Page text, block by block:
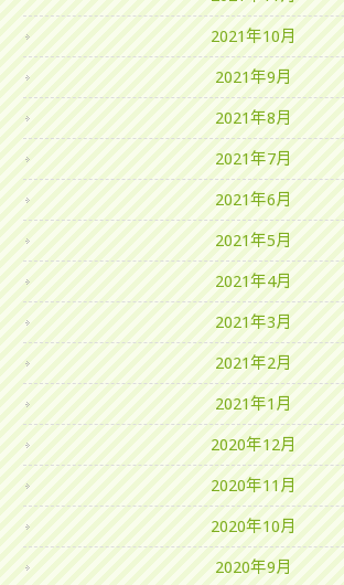
2021年10月
2021年9月
2021年8月
2021年7月
2021年6月
2021年5月
2021年4月
2021年3月
2021年2月
2021年1月
2020年12月
2020年11月
2020年10月
2020年9月